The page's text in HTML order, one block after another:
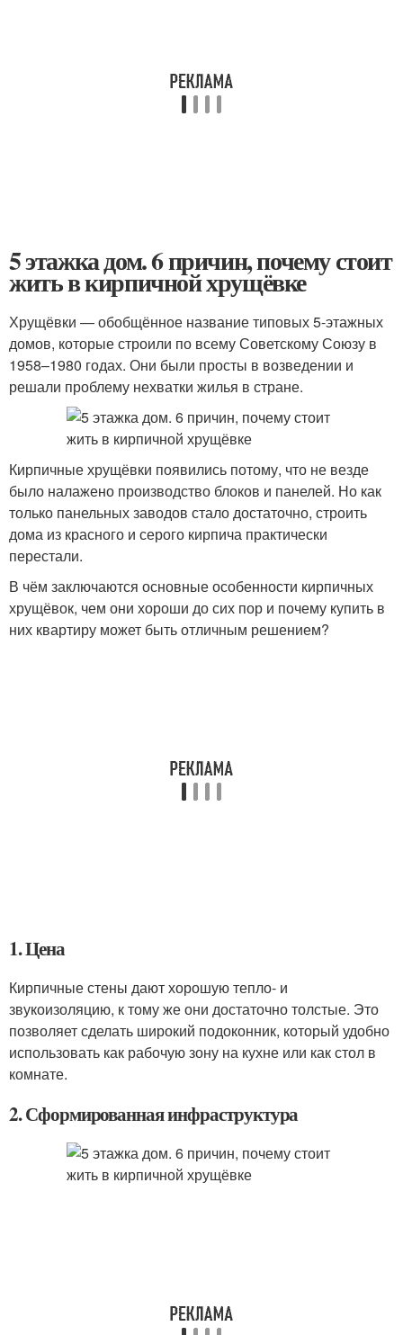
5 этажка дом. 6 причин, почему стоит
жить в кирпичной хрущёвке
Хрущёвки — обобщённое название типовых 5-этажных
домов, которые строили по всему Советскому Союзу в
1958–1980 годах. Они были просты в возведении и
решали проблему нехватки жилья в стране.
Кирпичные хрущёвки появились потому, что не везде
было налажено производство блоков и панелей. Но как
только панельных заводов стало достаточно, строить
дома из красного и серого кирпича практически
перестали.
В чём заключаются основные особенности кирпичных
хрущёвок, чем они хороши до сих пор и почему купить в
них квартиру может быть отличным решением?
1. Цена
Кирпичные стены дают хорошую тепло- и
звукоизоляцию, к тому же они достаточно толстые. Это
позволяет сделать широкий подоконник, который удобно
использовать как рабочую зону на кухне или как стол в
комнате.
2. Сформированная инфраструктура